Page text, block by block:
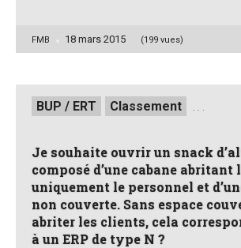
Posted
FMB 18 mars 2015 (199 vues)
Posted
inBUP / ERT Classement . . .
Je souhaite ouvrir un snack
composé d’une cabane abritant
uniquement le personnel et
non couverte. Sans espace
abriter les clients, cela
à un ERP de type N ?